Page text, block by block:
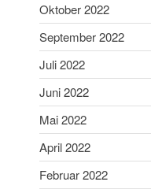
Oktober 2022
September 2022
Juli 2022
Juni 2022
Mai 2022
April 2022
Februar 2022